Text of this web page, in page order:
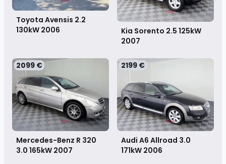
Toyota Avensis 2.2
130kW 2006
Kia Sorento 2.5 125kW
2007
2099 €
Mercedes-Benz R 320
3.0 165kW 2007
2199 €
Audi A6 Allroad 3.0
171kW 2006